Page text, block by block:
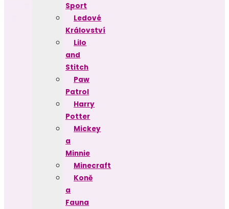
Sport
Ledové
Království
Lilo
and
Stitch
Paw
Patrol
Harry
Potter
Mickey
a
Minnie
Minecraft
Koně
a
Fauna